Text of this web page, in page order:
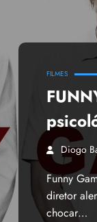
FILMES
Diogo
Funny
diretor
chocar…